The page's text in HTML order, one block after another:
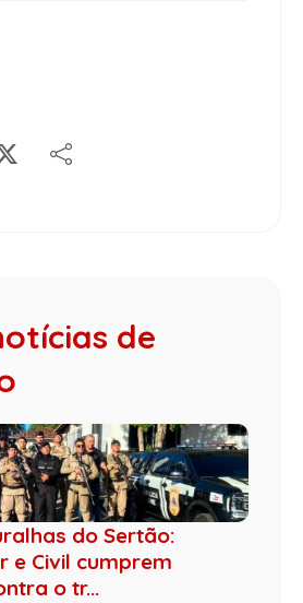
de
do Sertão:
e Civil cumprem
o tr...